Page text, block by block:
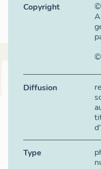
Copyright
©
Diffusion
Type